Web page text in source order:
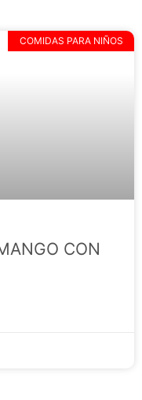
COMIDAS PARA NIÑOS
CON